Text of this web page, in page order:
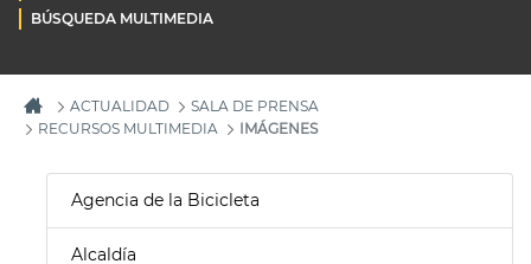
BÚSQUEDA MULTIMEDIA
ACTUALIDAD
SALA DE PRENSA
RECURSOS MULTIMEDIA
IMÁGENES
Agencia de la Bicicleta
Alcaldía